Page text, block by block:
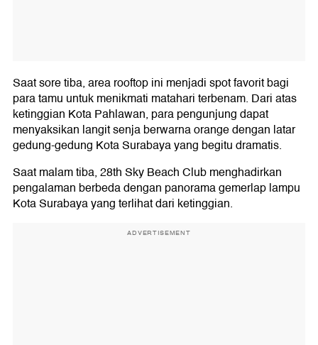
Saat sore tiba, area rooftop ini menjadi spot favorit bagi
para tamu untuk menikmati matahari terbenam. Dari atas
ketinggian Kota Pahlawan, para pengunjung dapat
menyaksikan langit senja berwarna orange dengan latar
gedung-gedung Kota Surabaya yang begitu dramatis.
Saat malam tiba, 28th Sky Beach Club menghadirkan
pengalaman berbeda dengan panorama gemerlap lampu
Kota Surabaya yang terlihat dari ketinggian.
ADVERTISEMENT